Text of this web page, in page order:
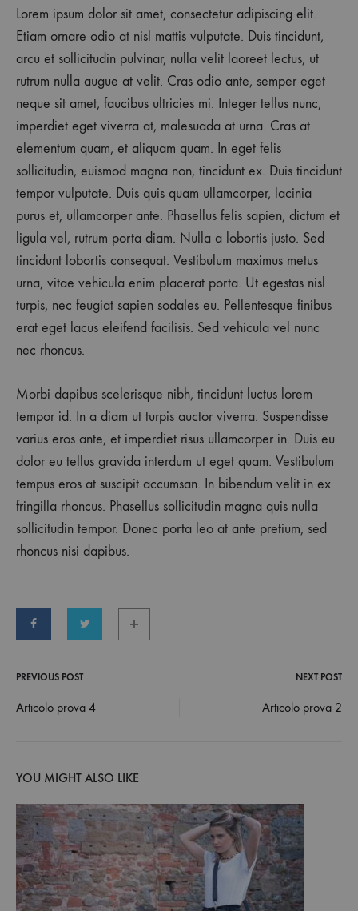
Articolo
prova
3
GENNAIO
2022
0
NESSUN
COMMENTO
SU
ARTICOLO
3
Lorem ipsum dolor sit amet, consectetur adipiscing elit.
Etiam ornare odio at nisl mattis vulputate. Duis tincidunt,
arcu et sollicitudin pulvinar, nulla velit laoreet lectus, ut
rutrum nulla augue at velit. Cras odio ante, semper eget
neque sit amet, faucibus ultricies mi. Integer tellus nunc,
imperdiet eget viverra at, malesuada at urna. Cras at
elementum quam, et aliquam quam. In eget felis
sollicitudin, euismod magna non, tincidunt ex. Duis tincidunt
tempor vulputate. Duis quis quam ullamcorper, lacinia
purus et, ullamcorper ante. Phasellus felis sapien, dictum et
ligula vel, rutrum porta diam. Nulla a lobortis justo. Sed
tincidunt lobortis consequat. Vestibulum maximus metus
urna, vitae vehicula enim placerat porta. Ut egestas nisl
turpis, nec feugiat sapien sodales eu. Pellentesque finibus
erat eget lacus eleifend facilisis. Sed vehicula vel nunc
nec rhoncus.
Morbi dapibus scelerisque nibh, tincidunt luctus lorem
tempor id. In a diam ut turpis auctor viverra. Suspendisse
varius eros ante, et imperdiet risus ullamcorper in. Duis eu
dolor eu tellus gravida interdum ut eget quam. Vestibulum
tempus eros at suscipit accumsan. In bibendum velit in ex
fringilla rhoncus. Phasellus sollicitudin magna quis nulla
sollicitudin tempor. Donec porta leo at ante pretium, sed
rhoncus nisi dapibus.
Post
PREVIOUS POST NEXT POST
Articolo prova 4 Articolo prova 2
YOU MIGHT ALSO LIKE